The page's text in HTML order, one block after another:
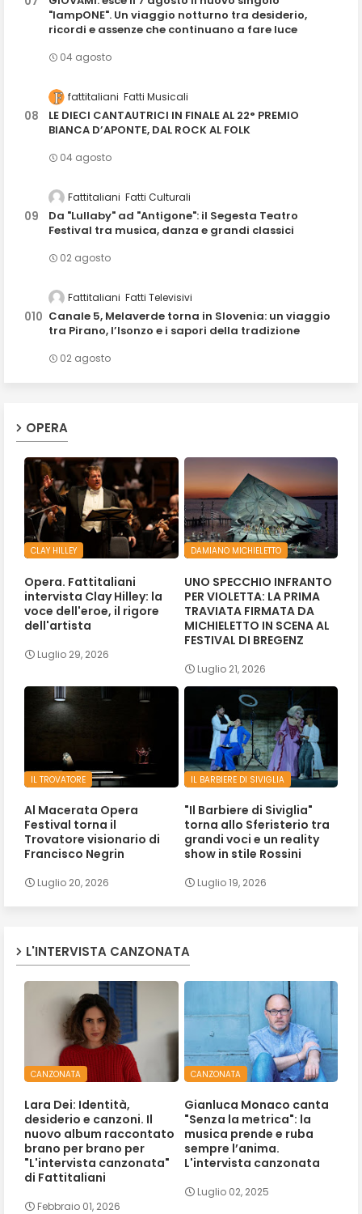
"lampONE". Un viaggio notturno tra desiderio,
ricordi e assenze che continuano a fare luce
04 agosto
fattitaliani Fatti Musicali
LE DIECI CANTAUTRICI IN FINALE AL 22° PREMIO
BIANCA D’APONTE, DAL ROCK AL FOLK
04 agosto
Fattitaliani Fatti Culturali
Da "Lullaby" ad "Antigone": il Segesta Teatro
Festival tra musica, danza e grandi classici
02 agosto
Fattitaliani Fatti Televisivi
Canale 5, Melaverde torna in Slovenia: un viaggio
tra Pirano, l’Isonzo e i sapori della tradizione
02 agosto
OPERA
CLAY HILLEY
Opera. Fattitaliani
intervista Clay Hilley: la
voce dell'eroe, il rigore
dell'artista
Luglio 29, 2026
DAMIANO MICHIELETTO
UNO SPECCHIO INFRANTO
PER VIOLETTA: LA PRIMA
TRAVIATA FIRMATA DA
MICHIELETTO IN SCENA AL
FESTIVAL DI BREGENZ
Luglio 21, 2026
IL TROVATORE
Al Macerata Opera
Festival torna il
Trovatore visionario di
Francisco Negrin
Luglio 20, 2026
IL BARBIERE DI SIVIGLIA
"Il Barbiere di Siviglia"
torna allo Sferisterio tra
grandi voci e un reality
show in stile Rossini
Luglio 19, 2026
L'INTERVISTA CANZONATA
CANZONATA
Lara Dei: Identità,
desiderio e canzoni. Il
nuovo album raccontato
brano per brano per
"L'intervista canzonata"
di Fattitaliani
Febbraio 01, 2026
CANZONATA
Gianluca Monaco canta
"Senza la metrica": la
musica prende e ruba
sempre l’anima.
L'intervista canzonata
Luglio 02, 2025